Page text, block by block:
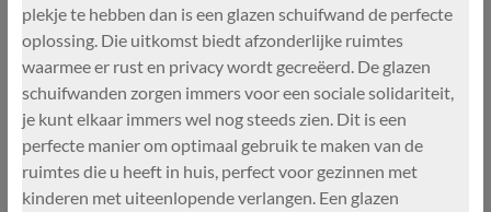
plekje te hebben dan is een glazen schuifwand de perfecte
oplossing. Die uitkomst biedt afzonderlijke ruimtes
waarmee er rust en privacy wordt gecreëerd. De glazen
schuifwanden zorgen immers voor een sociale solidariteit,
je kunt elkaar immers wel nog steeds zien. Dit is een
perfecte manier om optimaal gebruik te maken van de
ruimtes die u heeft in huis, perfect voor gezinnen met
kinderen met uiteenlopende verlangen. Een glazen